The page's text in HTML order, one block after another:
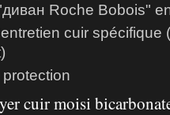
Roche Bobois"
cuir spécifique
cuir moisi